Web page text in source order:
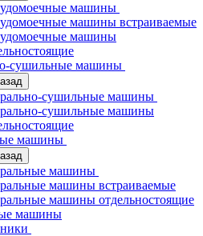
машины
машины встраиваемые
машины
сушильные машины
сушильные машины
сушильные машины
машины
машины
машины встраиваемые
машины отдельностоящие
машины